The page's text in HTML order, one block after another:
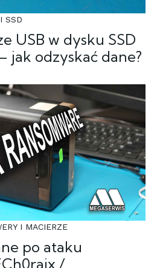
SSD
USB w dysku SSD
jak odzyskać dane?
I MACIERZE
po ataku
/